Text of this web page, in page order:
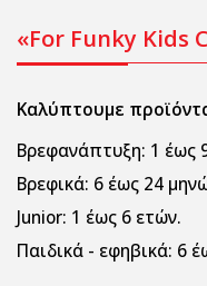
«For Funky Kids
Καλύπτουμε
Βρεφανάπτυξη: 1 έως
Βρεφικά: 6 έως 24
Junior: 1 έως 6 ετών.
Παιδικά - εφηβικά: 6